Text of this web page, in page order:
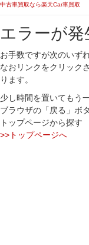
中古車買取なら楽天Car車買取
エラーが
お手数ですが次のいず
なおリンクをクリック
ります。
少し時間を置いてもう
ブラウザの「戻る」ボ
トップページから探す
>>トップページへ